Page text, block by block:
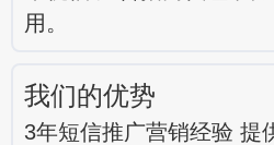
用。
我们的优势
3年短信推广营销经验 提